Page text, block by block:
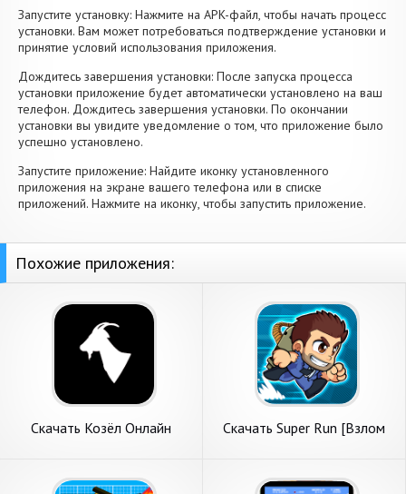
Запустите установку: Нажмите на APK-файл, чтобы начать процесс
установки. Вам может потребоваться подтверждение установки и
принятие условий использования приложения.
Дождитесь завершения установки: После запуска процесса
установки приложение будет автоматически установлено на ваш
телефон. Дождитесь завершения установки. По окончании
установки вы увидите уведомление о том, что приложение было
успешно установлено.
Запустите приложение: Найдите иконку установленного
приложения на экране вашего телефона или в списке
приложений. Нажмите на иконку, чтобы запустить приложение.
Похожие приложения:
Скачать Козёл Онлайн
Скачать Super Run [Взлом